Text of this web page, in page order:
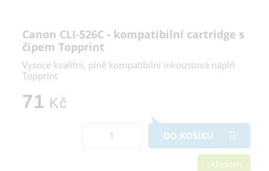
Canon CLI-526C - kompatibilní cartridge s
čipem Topprint
Vysoce kvalitní, plně kompatibilní inkoustová náplň
Topprint
71 Kč
DO KOŠÍKU
skladem